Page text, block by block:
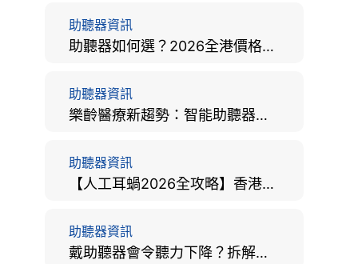
助聽器資訊
助聽器如何選？2026全港價格比較、款式分析及老人選購全攻略
助聽器資訊
樂齡醫療新趨勢：智能助聽器結合 AI 眼底相機，如何全方位守護長者健康？
助聽器資訊
【人工耳蝸2026全攻略】香港手術費用、原理與副作用評估！
助聽器資訊
戴助聽器會令聽力下降？拆解越戴越聾迷思與聽覺剝奪真相